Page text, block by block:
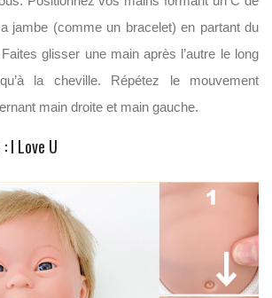
jambe (comme un bracelet) en partant du
glisser une main après l’autre le long
la cheville. Répétez le mouvement
main droite et main gauche.
I Love U